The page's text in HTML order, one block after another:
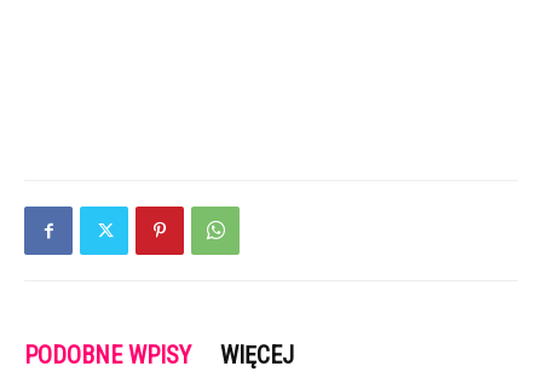
PODOBNE WPISY WIĘCEJ